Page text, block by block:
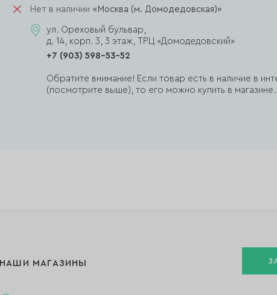
Нет в наличии «Москва (м. Домодедовская)»
ул. Ореховый бульвар,
д. 14, корп. 3, 3 этаж, ТРЦ «Домодедовский»
+7 (903) 598-53-52
Обратите внимание! Если товар есть в наличие в
(посмотрите выше), то его можно купить в магазине.
НАШИ МАГАЗИНЫ